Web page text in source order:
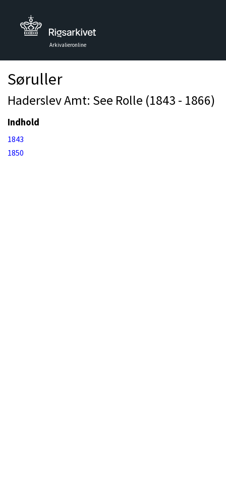
Arkivalieronline
Søruller
Haderslev Amt: See Rolle (1843 - 1866)
Indhold
1843
1850